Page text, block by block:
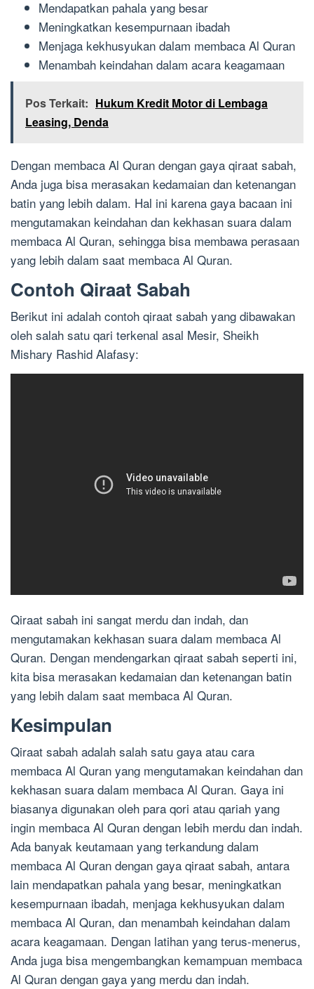
Mendapatkan pahala yang besar
Meningkatkan kesempurnaan ibadah
Menjaga kekhusyukan dalam membaca Al Quran
Menambah keindahan dalam acara keagamaan
Pos Terkait: Hukum Kredit Motor di Lembaga
Leasing, Denda
Dengan membaca Al Quran dengan gaya qiraat sabah,
Anda juga bisa merasakan kedamaian dan ketenangan
batin yang lebih dalam. Hal ini karena gaya bacaan ini
mengutamakan keindahan dan kekhasan suara dalam
membaca Al Quran, sehingga bisa membawa perasaan
yang lebih dalam saat membaca Al Quran.
Contoh Qiraat Sabah
Berikut ini adalah contoh qiraat sabah yang dibawakan
oleh salah satu qari terkenal asal Mesir, Sheikh
Mishary Rashid Alafasy:
Qiraat sabah ini sangat merdu dan indah, dan
mengutamakan kekhasan suara dalam membaca Al
Quran. Dengan mendengarkan qiraat sabah seperti ini,
kita bisa merasakan kedamaian dan ketenangan batin
yang lebih dalam saat membaca Al Quran.
Kesimpulan
Qiraat sabah adalah salah satu gaya atau cara
membaca Al Quran yang mengutamakan keindahan dan
kekhasan suara dalam membaca Al Quran. Gaya ini
biasanya digunakan oleh para qori atau qariah yang
ingin membaca Al Quran dengan lebih merdu dan indah.
Ada banyak keutamaan yang terkandung dalam
membaca Al Quran dengan gaya qiraat sabah, antara
lain mendapatkan pahala yang besar, meningkatkan
kesempurnaan ibadah, menjaga kekhusyukan dalam
membaca Al Quran, dan menambah keindahan dalam
acara keagamaan. Dengan latihan yang terus-menerus,
Anda juga bisa mengembangkan kemampuan membaca
Al Quran dengan gaya yang merdu dan indah.